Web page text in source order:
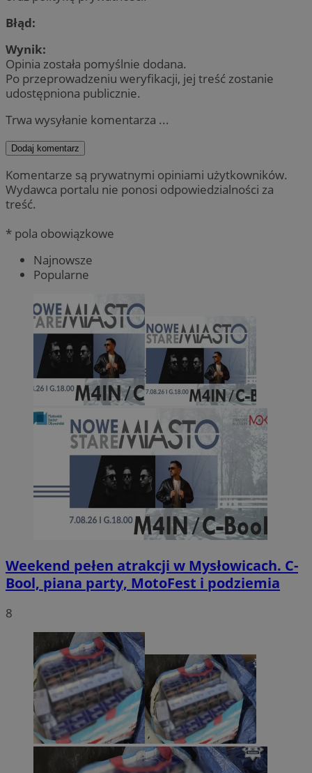
Błąd:
Wynik:
Opinia została pomyślnie dodana.
Po przeprowadzeniu weryfikacji, jej treść zostanie
udostępniona publicznie.
Trwa wysyłanie komentarza ...
Dodaj komentarz
Komentarze są prywatnymi opiniami użytkowników.
Wydawca portalu nie ponosi odpowiedzialności za
treść.
* pola obowiązkowe
Najnowsze
Popularne
Weekend pełen atrakcji w Mysłowicach. C-
Bool, piana party, MotoFest i podziemia
8